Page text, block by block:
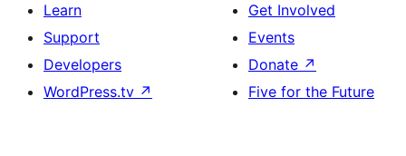
Learn
Support
Developers
WordPress.tv ↗
Get Involved
Events
Donate ↗
Five for the Future